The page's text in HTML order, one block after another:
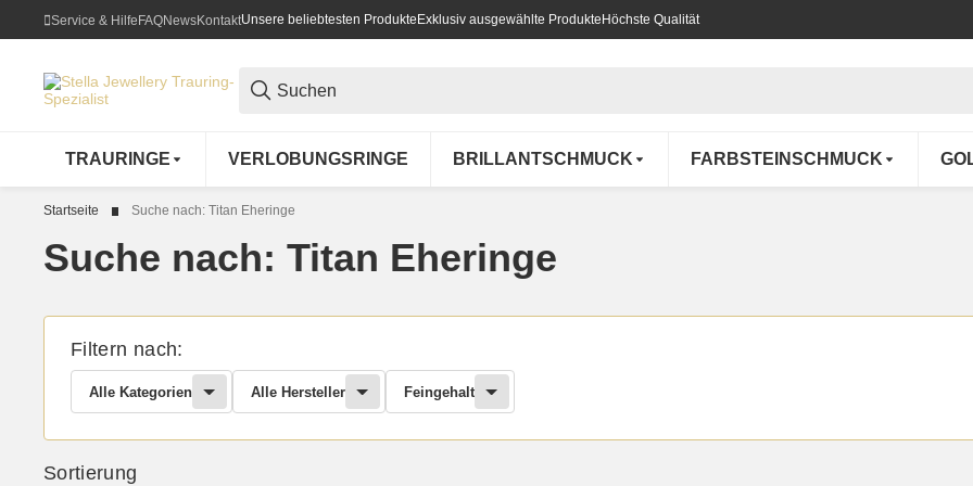
Service & HilfeFAQNewsKontaktUnsere beliebtesten Produkte Exklusiv ausgewählte Produkte Höchste Qualität
TRAURINGE VERLOBUNGSRINGE BRILLANTSCHMUCK FARBSTEINSCHMUCK
Startseite Suche nach: Titan Eheringe
Suche nach: Titan Eheringe
Filtern nach:
Alle Kategorien Alle Hersteller Feingehalt
Sortierung